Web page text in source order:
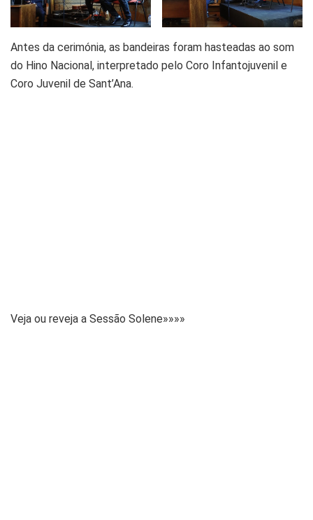
Antes da cerimónia, as bandeiras foram hasteadas ao som
do Hino Nacional, interpretado pelo Coro Infantojuvenil e
Coro Juvenil de Sant’Ana.
Veja ou reveja a Sessão Solene»»»»